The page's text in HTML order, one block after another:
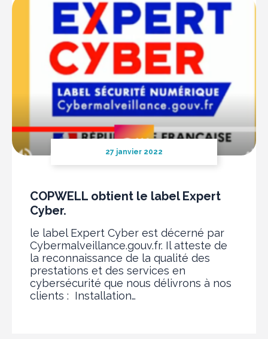
27 janvier 2022
COPWELL obtient le label Expert
Cyber.
le label Expert Cyber est décerné par
Cybermalveillance.gouv.fr. Il atteste de
la reconnaissance de la qualité des
prestations et des services en
cybersécurité que nous délivrons à nos
clients : Installation…